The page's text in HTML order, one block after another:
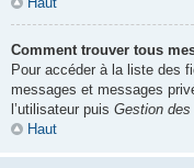
Comment trouver tous
Pour accéder à la liste des
messages et messages
l’utilisateur puis Gestion
Haut